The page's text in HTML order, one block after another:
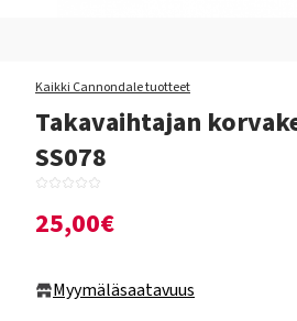
Kaikki Cannondale tuotteet
Takavaihtajan
SS078
25,00€
Myymäläsaatavuus